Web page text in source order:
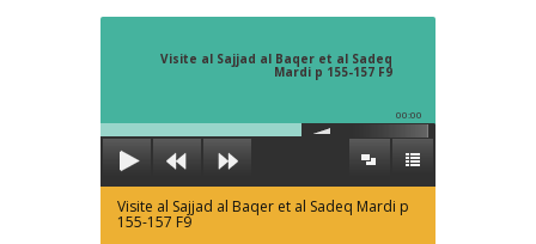
Visite al Sajjad al Baqer et al Sadeq
Mardi p 155-157 F9
00:00
Visite al Sajjad al Baqer et al Sadeq Mardi p
155-157 F9